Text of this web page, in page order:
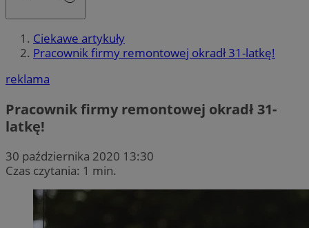
Ciekawe artykuły
Pracownik firmy remontowej okradł 31-latkę!
reklama
Pracownik firmy remontowej okradł 31-
latkę!
30 października 2020 13:30
Czas czytania: 1 min.